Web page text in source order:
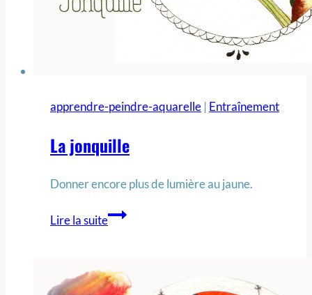
apprendre-peindre-aquarelle | Entraînement
La jonquille
Donner encore plus de lumière au jaune.
Lire la suite